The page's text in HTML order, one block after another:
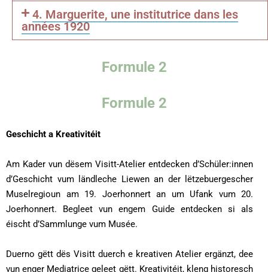
4. Marguerite, une institutrice dans les
années 1920
Formule 2
Formule 2
Geschicht a Kreativitéit
Am Kader vun dësem Visitt-Atelier entdecken d’Schüler:innen
d’Geschicht vum ländleche Liewen an der lëtzebuergescher
Muselregioun am 19. Joerhonnert an um Ufank vum 20.
Joerhonnert. Begleet vun engem Guide entdecken si als
éischt d’Sammlunge vum Musée.
Duerno gëtt dës Visitt duerch e kreativen Atelier ergänzt, dee
vun enger Mediatrice geleet gëtt. Kreativitéit, kleng historesch